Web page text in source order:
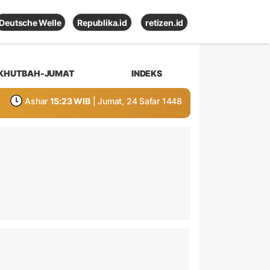
Deutsche Welle Republika.id retizen.id
JUMAT INDEKS
Ashar 15:23 WIB | Jumat, 24 Safar 1448